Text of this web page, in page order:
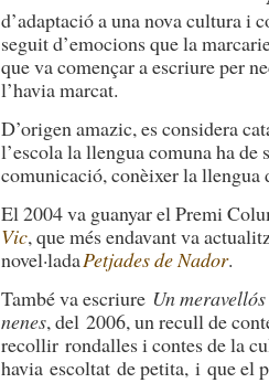
d’adaptació a una nova cultura i
seguit d’emocions que la
que va començar a escriure per
l’havia marcat.
D’origen amazic, es considera
l’escola la llengua comuna ha de
comunicació, conèixer la
El 2004 va guanyar el Premi
Vic, que més endavant va
novel·ladaPetjades de Nador.
També va escriure Un
nenes, del2006, un recull de
recollir rondalles i contes de la
havia escoltat de petita, i que el